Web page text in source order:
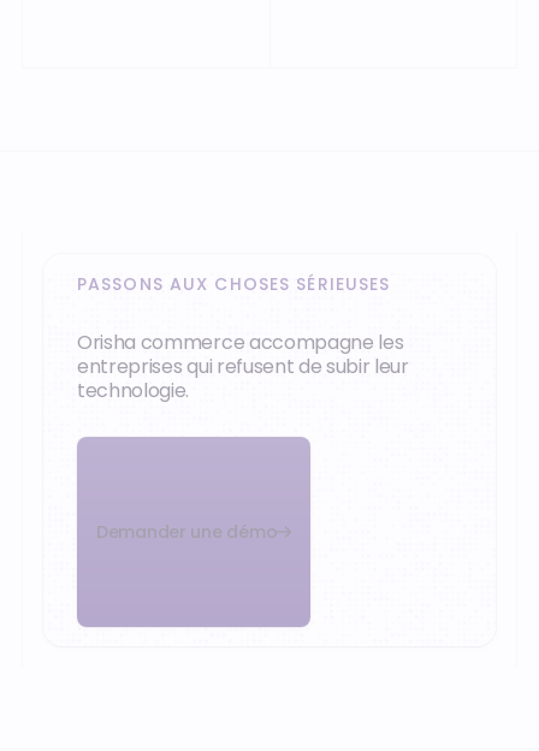
PASSONS AUX CHOSES SÉRIEUSES
Orisha commerce accompagne les
entreprises qui refusent de subir leur
technologie.
Demander une démo